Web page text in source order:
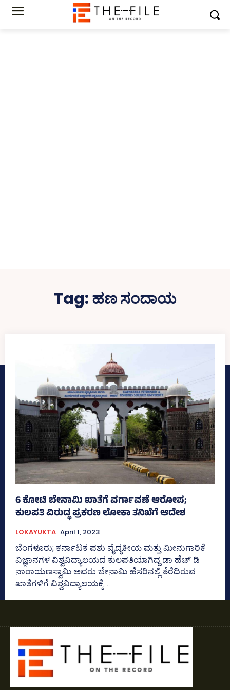
Tag:ಹಣ ಸಂದಾಯ
6 ಕೋಟಿ ಬೇನಾಮಿ ಖಾತೆಗೆ ವರ್ಗಾವಣೆ ಆರೋಪ;
ಕುಲಪತಿ ವಿರುದ್ಧ ಪ್ರಕರಣ ಲೋಕಾ ತನಿಖೆಗೆ ಆದೇಶ
LOKAYUKTA April 1, 2023
ಬೆಂಗಳೂರು; ಕರ್ನಾಟಕ ಪಶು ವೈದ್ಯಕೀಯ ಮತ್ತು ಮೀನುಗಾರಿಕೆ
ವಿಜ್ಞಾನಗಳ ವಿಶ್ವವಿದ್ಯಾಲಯದ ಕುಲಪತಿಯಾಗಿದ್ದ ಡಾ ಹೆಚ್‌ ಡಿ
ನಾರಾಯಣಸ್ವಾಮಿ ಅವರು ಬೇನಾಮಿ ಹೆಸರಿನಲ್ಲಿ ತೆರೆದಿರುವ
ಖಾತೆಗಳಿಗೆ ವಿಶ್ವವಿದ್ಯಾಲಯಕ್ಕೆ...